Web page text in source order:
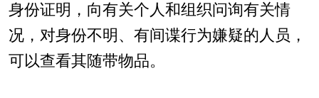
身份证明，向有关个人和组织问询有关情
况，对身份不明、有间谍行为嫌疑的人员，
可以查看其随带物品。